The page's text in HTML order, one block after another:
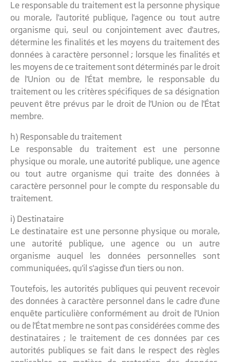
Le responsable du traitement est la personne physique
ou morale, l'autorité publique, l'agence ou tout autre
organisme qui, seul ou conjointement avec d'autres,
détermine les finalités et les moyens du traitement des
données à caractère personnel ; lorsque les finalités et
les moyens de ce traitement sont déterminés par le droit
de l'Union ou de l'État membre, le responsable du
traitement ou les critères spécifiques de sa désignation
peuvent être prévus par le droit de l'Union ou de l'État
membre.
h) Responsable du traitement
Le responsable du traitement est une personne
physique ou morale, une autorité publique, une agence
ou tout autre organisme qui traite des données à
caractère personnel pour le compte du responsable du
traitement.
i) Destinataire
Le destinataire est une personne physique ou morale,
une autorité publique, une agence ou un autre
organisme auquel les données personnelles sont
communiquées, qu'il s'agisse d'un tiers ou non.
Toutefois, les autorités publiques qui peuvent recevoir
des données à caractère personnel dans le cadre d'une
enquête particulière conformément au droit de l'Union
ou de l'État membre ne sont pas considérées comme des
destinataires ; le traitement de ces données par ces
autorités publiques se fait dans le respect des règles